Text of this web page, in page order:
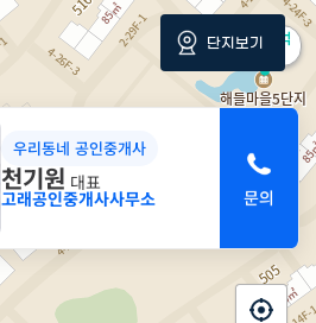
4.05억
우리동네 공인중개사
천기원 대표
고래공인중개사사무소
단지보기